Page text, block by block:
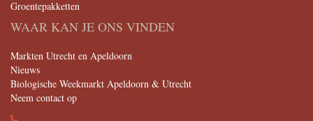
Groentepakketten
WAAR KAN JE ONS VINDEN
Markten Utrecht en Apeldoorn
Nieuws
Biologische Weekmarkt Apeldoorn & Utrecht
Neem contact op